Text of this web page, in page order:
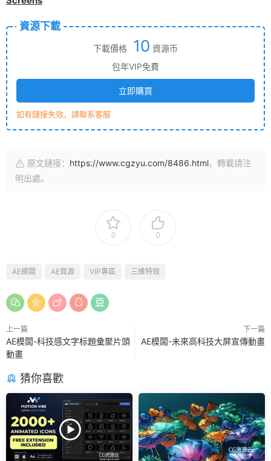
資源下載
下載價格 10 資源币
包年VIP免費
立即購買
如有鏈接失效，請聯系客服
原文鏈接： https://www.cgzyu.com/8486.html，轉載請注
明出處。
0 0
AE模闆 AE資源 VIP專區 三維特效
上一篇
AE模闆-科技感文字标題彙聚片頭
動畫
下一篇
AE模闆-未來高科技大屏宣傳動畫
猜你喜歡